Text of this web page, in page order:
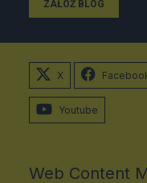
ZAŁÓŻ BLOG
X
Youtube
Web Content